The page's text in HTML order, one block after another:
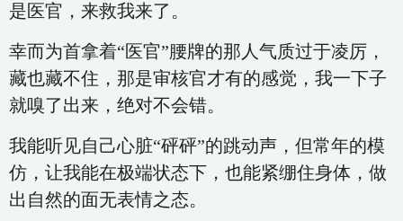
是医官，来救我来了。
幸而为首拿着“医官”腰牌的那人气质过于凌厉，
藏也藏不住，那是审核官才有的感觉，我一下子
就嗅了出来，绝对不会错。
我能听见自己心脏“砰砰”的跳动声，但常年的模
仿，让我能在极端状态下，也能紧绷住身体，做
出自然的面无表情之态。